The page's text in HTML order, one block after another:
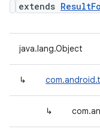
extends
java.lang.Object
↳
↳